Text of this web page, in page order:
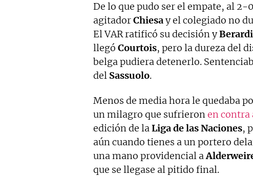
De lo que pudo ser el empate, al 2-
agitadorChiesay el colegiado no
El VAR ratificó su decisión yBerardi
llegó Courtois, pero la dureza del
belga pudiera detenerlo.
del Sassuolo.
Menos de media hora le quedaba
un milagro que sufrieronen contra
edición de laLiga de las Naciones,
aún cuando tienes a un portero
una mano providencial a
que se llegase al pitido final.